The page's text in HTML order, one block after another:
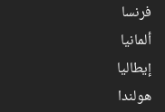
فرنسا
ألمانيا
إيطاليا
هولندا